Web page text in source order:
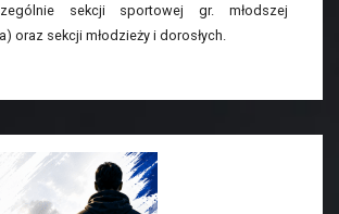
sekcji sportowej gr. młodszej
oraz sekcji młodzieży i dorosłych.